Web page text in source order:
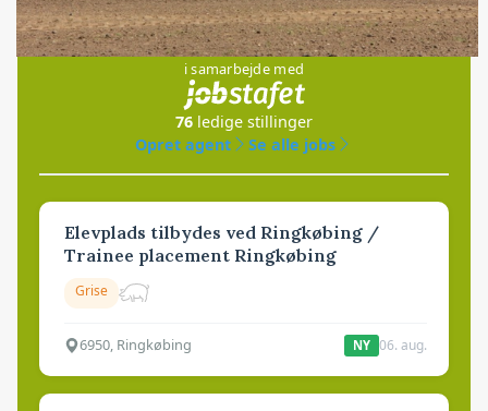
Jobs
i samarbejde med
76 ledige stillinger
Opret agent
Se alle jobs
Elevplads tilbydes ved Ringkøbing /
Trainee placement Ringkøbing
Grise
6950, Ringkøbing NY 06. aug.